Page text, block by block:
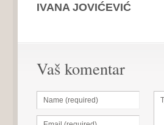
IVANA JOVIĆEVIĆ
Vaš komentar